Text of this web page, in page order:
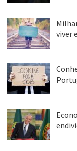
viver